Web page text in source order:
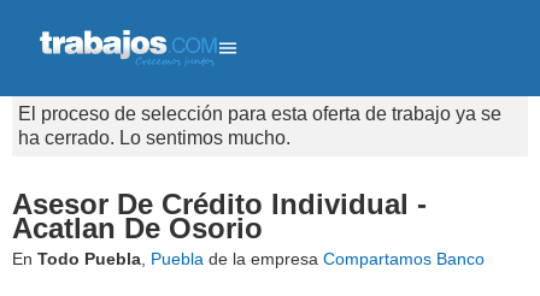
El proceso de selección para esta oferta de trabajo ya se
ha cerrado. Lo sentimos mucho.
Asesor De Crédito Individual -
Acatlan De Osorio
En Todo Puebla Puebla de la empresa Compartamos Banco